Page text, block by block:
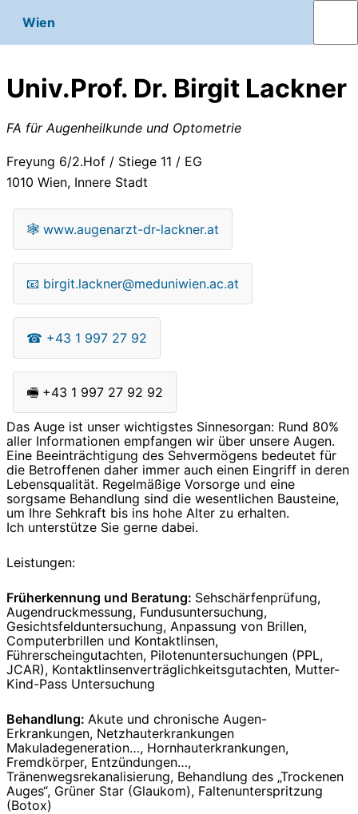
Wien
Univ.Prof. Dr. Birgit Lackner
FA für Augenheilkunde und Optometrie
Freyung 6/2.Hof / Stiege 11 / EG
1010 Wien, Innere Stadt
🕸 www.augenarzt-dr-lackner.at
📧 birgit.lackner@meduniwien.ac.at
☎ +43 1 997 27 92
🖷 +43 1 997 27 92 92
Das Auge ist unser wichtigstes Sinnesorgan: Rund 80%
aller Informationen empfangen wir über unsere Augen.
Eine Beeinträchtigung des Sehvermögens bedeutet für
die Betroffenen daher immer auch einen Eingriff in deren
Lebensqualität. Regelmäßige Vorsorge und eine
sorgsame Behandlung sind die wesentlichen Bausteine,
um Ihre Sehkraft bis ins hohe Alter zu erhalten.
Ich unterstütze Sie gerne dabei.
Leistungen:
Früherkennung und Beratung: Sehschärfenprüfung,
Augendruckmessung, Fundusuntersuchung,
Gesichtsfelduntersuchung, Anpassung von Brillen,
Computerbrillen und Kontaktlinsen,
Führerscheingutachten, Pilotenuntersuchungen (PPL,
JCAR), Kontaktlinsenverträglichkeitsgutachten, Mutter-
Kind-Pass Untersuchung
Behandlung: Akute und chronische Augen-
Erkrankungen, Netzhauterkrankungen
Makuladegeneration…, Hornhauterkrankungen,
Fremdkörper, Entzündungen…,
Tränenwegsrekanalisierung, Behandlung des „Trockenen
Auges“, Grüner Star (Glaukom), Faltenunterspritzung
(Botox)